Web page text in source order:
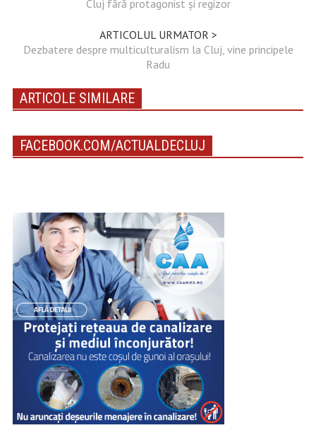
Cluj fără protagonist și regizor
ARTICOLUL URMATOR >
Dezbatere despre multiculturalism la Cluj, vine principele
Radu
ARTICOLE SIMILARE
FACEBOOK.COM/ACTUALDECLUJ